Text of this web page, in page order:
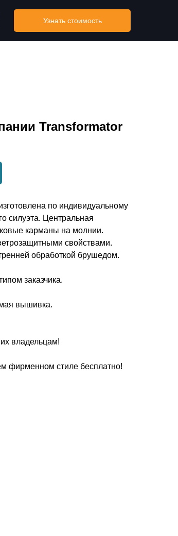
Узнать стоимость
Transformator
по индивидуальному
силуэта. Центральная
карманы на молнии.
свойствами.
обработкой брушедом.
заказчика.
вышивка.
владельцам!
фирменном стиле бесплатно!